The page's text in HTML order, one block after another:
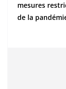
mesures
de la